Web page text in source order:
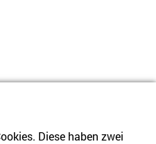
Diese haben zwei